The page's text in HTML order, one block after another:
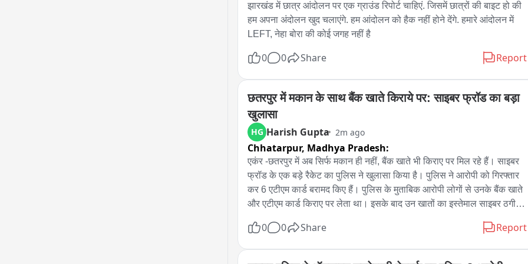
झारखंड में छात्र आंदोलन पर एक ग्राउंड रिपोर्ट चाहिएं. जिसमें छात्रों की बाइट हो की
हम अपना अंदोलन खुद चलाएंगे. हम आंदोलन को हैक नहीं होने देंगे. हमारे आंदोलन में
LEFT, नेहा बोरा की कोई जगह नहीं है
0 0 Share Report
छतरपुर में मकान के साथ बैंक खाते किराये पर: साइबर फ्रॉड का बड़ा
खुलासा
HG Harish Gupta 2m ago
Chhatarpur, Madhya Pradesh:
एकंर -छतरपुर में अब सिर्फ मकान ही नहीं, बैंक खाते भी किराए पर मिल रहे हैं। साइबर
फ्रॉड के एक बड़े रैकेट का पुलिस ने खुलासा किया है। पुलिस ने आरोपी को गिरफ्तार
कर 6 एटीएम कार्ड बरामद किए हैं। पुलिस के मुताबिक आरोपी लोगों से उनके बैंक खाते
और एटीएम कार्ड किराए पर लेता था। इसके बाद उन खातों का इस्तेमाल साइबर ठगी के
रकम दी जाती थी, मुखबिर की सूचना पर पुलिस ने कार्रवाई करते हुए आरोपी को
कार्ड बरामद हुए हैं। पुलिस को शक है कि ये खाते कई साइबर फ्रॉड की वारदातों में
0 0 Share Report